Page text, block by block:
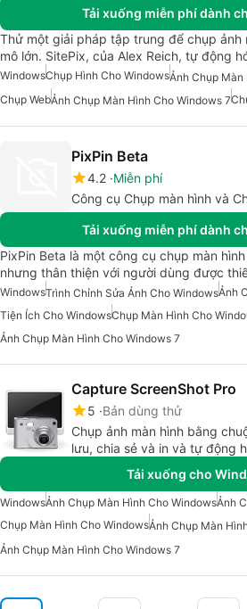
Tải xuống miễn phí dành
Thử một giải pháp tập trung để chụp ảnh
mô lớn. SitePix, của Alex Reich, tự động
WindowsChụp Hình Cho WindowsẢnh Chụp Màn
Chụp WebẢnh Chụp Màn Hình Cho Windows 7
PixPin Beta
4.2 Miễn phí
Công cụ Chụp màn hình và
Tải xuống miễn phí dành
PixPin Beta là một công cụ chụp màn
nhưng thân thiện với người dùng được
WindowsTrình Chỉnh Sửa Ảnh Cho WindowsẢnh
Tiện Ích Cho WindowsChụp Màn Hình Cho
Ảnh Chụp Màn Hình Cho Windows 7
Capture ScreenShot Pro
5 Bản dùng thử
Chụp ảnh màn hình bằng
lưu, chia sẻ và in và tự động
Tải xuống cho
WindowsẢnh Chụp Màn Hình Cho WindowsẢnh
Chụp Màn Hình Cho WindowsẢnh Chụp Màn
Ảnh Chụp Màn Hình Cho Windows 7